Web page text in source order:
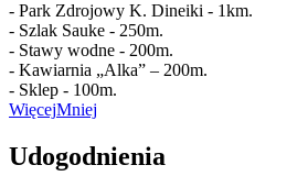
- Park Zdrojowy K. Dineiki - 1km.
- Szlak Sauke - 250m.
- Stawy wodne - 200m.
- Kawiarnia „Alka” – 200m.
- Sklep - 100m.
WięcejMniej
Udogodnienia